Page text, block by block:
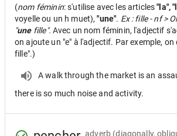
(nom féminin: s'utilise avec les articles"la",
voyelle ou un h muet),"une". Ex : fille - nf >
"unefille". Avec un nom féminin, l'adjectif
on ajoute un "e" à l'adjectif. Par exemple,
fille".)
A walk through the market is an
there is so much noise and activity.
adverb (diagonally,